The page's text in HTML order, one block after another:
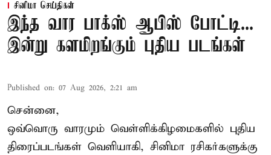
சினிமா செய்திகள்
இந்த வார பாக்ஸ் ஆபிஸ் போட்டி...
இன்று களமிறங்கும் புதிய படங்கள்
Published on: 07 Aug 2026, 2:21 am
சென்னை,
ஒவ்வொரு வாரமும் வெள்ளிக்கிழமைகளில் புதிய
திரைப்படங்கள் வெளியாகி, சினிமா ரசிகர்களுக்கு